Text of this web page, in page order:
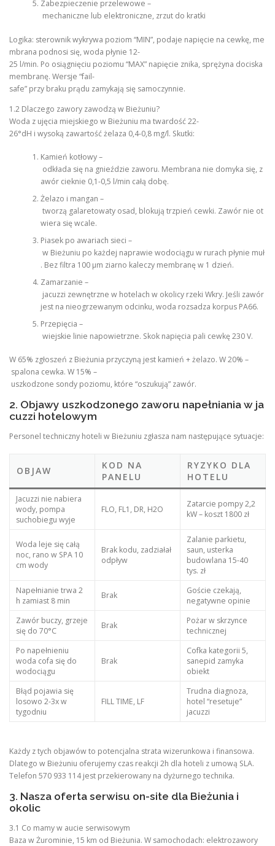
Zabezpieczenie przelewowe –
mechaniczne lub elektroniczne, zrzut do kratki
Logika: sterownik wykrywa poziom “MIN”, podaje napięcie na cewkę, me
mbrana podnosi się, woda płynie 12-
25 l/min. Po osiągnięciu poziomu “MAX” napięcie znika, sprężyna dociska
membranę. Wersje “fail-
safe” przy braku prądu zamykają się samoczynnie.
1.2 Dlaczego zawory zawodzą w Bieżuniu?
Woda z ujęcia miejskiego w Bieżuniu ma twardość 22-
26°dH i wysoką zawartość żelaza 0,4-0,8 mg/l. Skutki:
Kamień kotłowy –
odkłada się na gnieździe zaworu. Membrana nie domyka się, z
awór cieknie 0,1-0,5 l/min całą dobę.
Żelazo i mangan –
tworzą galaretowaty osad, blokują trzpień cewki. Zawór nie ot
wiera się wcale.
Piasek po awariach sieci –
w Bieżuniu po każdej naprawie wodociągu w rurach płynie muł
. Bez filtra 100 µm ziarno kaleczy membranę w 1 dzień.
Zamarzanie –
jacuzzi zewnętrzne w hotelach w okolicy rzeki Wkry. Jeśli zawór
jest na nieogrzewanym odcinku, woda rozsadza korpus PA66.
Przepięcia –
wiejskie linie napowietrzne. Skok napięcia pali cewkę 230 V.
W 65% zgłoszeń z Bieżunia przyczyną jest kamień + żelazo. W 20% –
spalona cewka. W 15% –
uszkodzone sondy poziomu, które “oszukują” zawór.
2. Objawy uszkodzonego zaworu napełniania w ja
cuzzi hotelowym
Personel techniczny hoteli w Bieżuniu zgłasza nam następujące sytuacje:
OBJAW
KOD NA
PANELU
RYZYKO DLA
HOTELU
Jacuzzi nie nabiera
wody, pompa
suchobiegu wyje
FLO, FL1, DR, H2O
Zatarcie pompy 2,2
kW – koszt 1800 zł
Woda leje się całą
noc, rano w SPA 10
cm wody
Brak kodu, zadziałał
odpływ
Zalanie parkietu,
saun, usterka
budowlana 15-40
tys. zł
Napełnianie trwa 2
h zamiast 8 min
Brak
Goście czekają,
negatywne opinie
Zawór buczy, grzeje
się do 70°C
Brak
Pożar w skrzynce
technicznej
Po napełnieniu
woda cofa się do
wodociągu
Brak
Cofka kategorii 5,
sanepid zamyka
obiekt
Błąd pojawia się
losowo 2-3x w
tygodniu
FILL TIME, LF
Trudna diagnoza,
hotel “resetuje”
jacuzzi
Każdy z tych objawów to potencjalna strata wizerunkowa i finansowa.
Dlatego w Bieżuniu oferujemy czas reakcji 2h dla hoteli z umową SLA.
Telefon 570 933 114 jest przekierowany na dyżurnego technika.
3. Nasza oferta serwisu on-site dla Bieżunia i
okolic
3.1 Co mamy w aucie serwisowym
Baza w Żurominie, 15 km od Bieżunia. W samochodach: elektrozawory